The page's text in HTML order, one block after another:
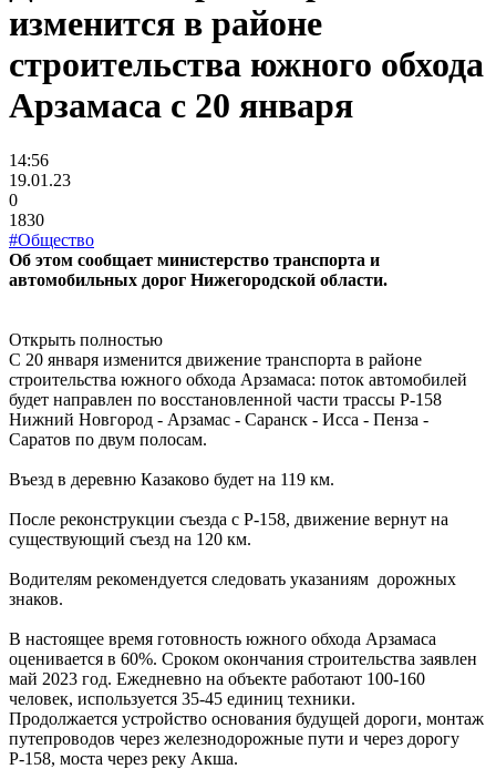
изменится в районе
строительства южного обхода
Арзамаса с 20 января
14:56
19.01.23
0
1830
#Общество
Об этом сообщает министерство транспорта и
автомобильных дорог Нижегородской области.
Открыть полностью
С 20 января изменится движение транспорта в районе
строительства южного обхода Арзамаса: поток автомобилей
будет направлен по восстановленной части трассы Р-158
Нижний Новгород - Арзамас - Саранск - Исса - Пенза -
Саратов по двум полосам.
Въезд в деревню Казаково будет на 119 км.
После реконструкции съезда с Р-158, движение вернут на
существующий съезд на 120 км.
Водителям рекомендуется следовать указаниям дорожных
знаков.
В настоящее время готовность южного обхода Арзамаса
оценивается в 60%. Сроком окончания строительства заявлен
май 2023 год. Ежедневно на объекте работают 100-160
человек, используется 35-45 единиц техники.
Продолжается устройство основания будущей дороги, монтаж
путепроводов через железнодорожные пути и через дорогу
Р-158, моста через реку Акша.